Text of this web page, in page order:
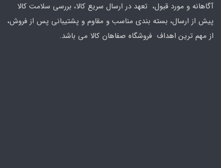
آگاهانه و مورد قبول، تعهد در ارسال سریع کالا، بررسی سلامت کالا
پیش از ارسال، بسته بندی مناسب و مقاوم و پشتیبانی پس از فروش،
از مهم ترین اهداف فروشگاه صفاهان کالا می باشد.